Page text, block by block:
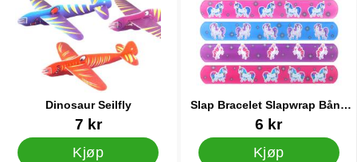
Dinosaur Seilfly
Varenummer 12473
7 kr
Kjøp
Slap Bracelet Slapwrap Bånd
Enhjørning
Varenummer 38228
6 kr
Kjøp